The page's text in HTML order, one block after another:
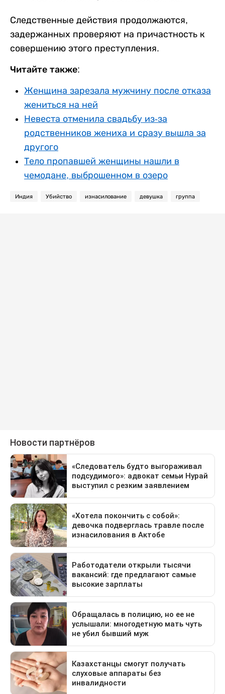
Следственные действия продолжаются,
задержанных проверяют на причастность к
совершению этого преступления.
Читайте также:
Женщина зарезала мужчину после отказа
жениться на ней
Невеста отменила свадьбу из-за
родственников жениха и сразу вышла за
другого
Тело пропавшей женщины нашли в
чемодане, выброшенном в озеро
Индия Убийство изнасилование девушка группа